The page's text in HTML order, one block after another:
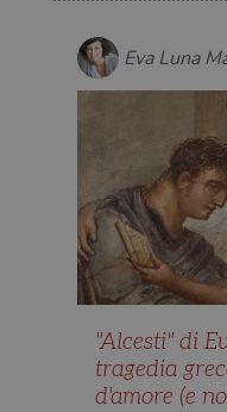
Eva Luna
"Alcesti" di
tragedia
d'amore (e